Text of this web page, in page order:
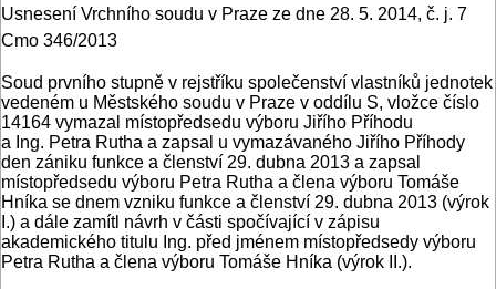
Usnesení Vrchního soudu v Praze ze dne 28. 5. 2014, č. j. 7
Cmo 346/2013
Soud prvního stupně v rejstříku společenství vlastníků jednotek
vedeném u Městského soudu v Praze v oddílu S, vložce číslo
14164 vymazal místopředsedu výboru Jiřího Příhodu
a Ing. Petra Rutha a zapsal u vymazávaného Jiřího Příhody
den zániku funkce a členství 29. dubna 2013 a zapsal
místopředsedu výboru Petra Rutha a člena výboru Tomáše
Hníka se dnem vzniku funkce a členství 29. dubna 2013 (výrok
I.) a dále zamítl návrh v části spočívající v zápisu
akademického titulu Ing. před jménem místopředsedy výboru
Petra Rutha a člena výboru Tomáše Hníka (výrok II.).